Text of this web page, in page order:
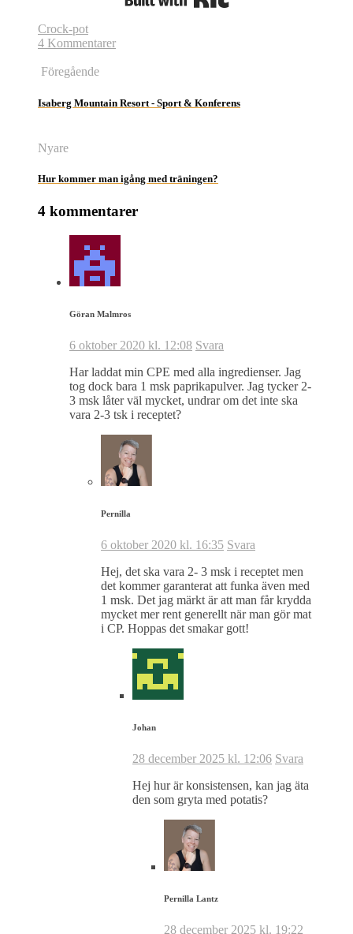
Crock-pot
4 Kommentarer
Föregående
Isaberg Mountain Resort - Sport & Konferens
Nyare
Hur kommer man igång med träningen?
4 kommentarer
Göran Malmros
6 oktober 2020 kl. 12:08 Svara
Har laddat min CPE med alla ingredienser. Jag
tog dock bara 1 msk paprikapulver. Jag tycker 2-
3 msk låter väl mycket, undrar om det inte ska
vara 2-3 tsk i receptet?
Pernilla
6 oktober 2020 kl. 16:35 Svara
Hej, det ska vara 2- 3 msk i receptet men
det kommer garanterat att funka även med
1 msk. Det jag märkt är att man får krydda
mycket mer rent generellt när man gör mat
i CP. Hoppas det smakar gott!
Johan
28 december 2025 kl. 12:06 Svara
Hej hur är konsistensen, kan jag äta
den som gryta med potatis?
Pernilla Lantz
28 december 2025 kl. 19:22